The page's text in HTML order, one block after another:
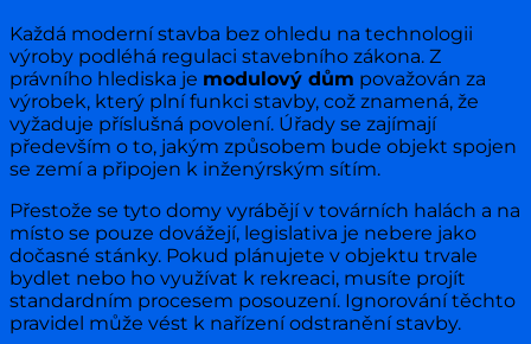
Každá moderní stavba bez ohledu na technologii
výroby podléhá regulaci stavebního zákona. Z
právního hlediska je modulový dům považován za
výrobek, který plní funkci stavby, což znamená, že
vyžaduje příslušná povolení. Úřady se zajímají
především o to, jakým způsobem bude objekt spojen
se zemí a připojen k inženýrským sítím.
Přestože se tyto domy vyrábějí v továrních halách a na
místo se pouze dovážejí, legislativa je nebere jako
dočasné stánky. Pokud plánujete v objektu trvale
bydlet nebo ho využívat k rekreaci, musíte projít
standardním procesem posouzení. Ignorování těchto
pravidel může vést k nařízení odstranění stavby.